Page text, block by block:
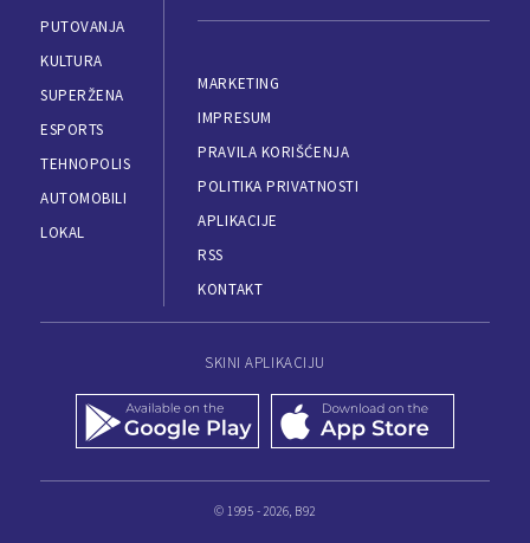
PUTOVANJA
KULTURA
SUPERŽENA
ESPORTS
TEHNOPOLIS
AUTOMOBILI
LOKAL
MARKETING
IMPRESUM
PRAVILA KORIŠĆENJA
POLITIKA PRIVATNOSTI
APLIKACIJE
RSS
KONTAKT
SKINI APLIKACIJU
© 1995 - 2026, B92